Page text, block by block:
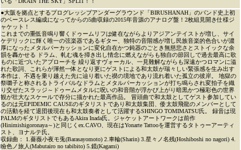
●大阪を拠点とするプログレッシブアンダーグラウンド「BIRUSHANAH」のバンド史上初
のベースレス編成になってからの5曲収録の2015年音源のアナログ盤！2枚組見開き仕様ジ
ャケット！
これまでの重低音鳴り響くドゥームリフは健在ながらよりアジアンテイストが増し、サイ
ケデリックに輝く唯一の弦楽器であるギター、独特の音階感が増し民族音楽的色合いが濃
厚になったメタルパーカッションに変化自在かつ鈍器のごとき無慈悲さとストイックな余
韻を轟かせる ドラム、軋む魂を掃き出し情念に燃えながらも独自の節回しで過去最高に歌
ものに近づいたアプローチを 繰り返すヴォーカル、一見難解ながらも深遠かつロマンに溢
れた歌詞、これらが渾然一体となり更にゲストによる和太鼓が瑞々しい緊張感を生み出す
本作は、不遇を乗り越えた先に辿り着いた禊の境地であり流れ着いた孤立の彼岸。 地獄の
祭囃子と称されるトライバルなドラムとメタルパーカッションが打ち鳴らされ変拍子を織
り交ぜたスラッジ～ドゥームメタルに呪いの和音階が浮かび上がり暗黒かつ極彩色の世界
観が壮大なスケールで存分に描かれた最高作品。 冒頭曲で和太鼓としてゲスト参加してい
るのは元EPIDEMIC CAUSEのギタリストであり和太鼓集団、倭太鼓飛龍のメンバーとして
の活動を経て退団後現在も和太鼓奏者として活躍するSHINGO TOMIMATSU氏。 録音は現
PALMのギタリストでもあるAkira Inada氏。ジャケットアートワークは前作
(Hinimishigoronaya～)と同じくex.CAVO、現在はYonarte Tattooを運営するタトゥーアーティ
スト、ヨナルテ氏。
収録曲： 1.薔薇小夜モ兎(Barasayomoto) 2.車輪(Sharin) 3.星々ノ名残(Hoshiboshi no nagori) 4.
瞼色ノ旅人(Mabutairo no tabibito) 5.鏡(Kagami)